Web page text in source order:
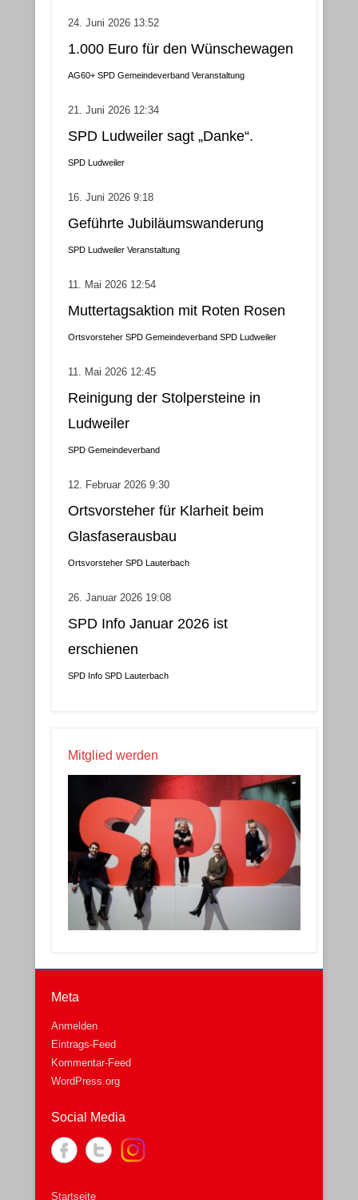
24. Juni 2026 13:52
1.000 Euro für den Wünschewagen
AG60+ SPD Gemeindeverband Veranstaltung
21. Juni 2026 12:34
SPD Ludweiler sagt „Danke“.
SPD Ludweiler
16. Juni 2026 9:18
Geführte Jubiläumswanderung
SPD Ludweiler Veranstaltung
11. Mai 2026 12:54
Muttertagsaktion mit Roten Rosen
Ortsvorsteher SPD Gemeindeverband SPD Ludweiler
11. Mai 2026 12:45
Reinigung der Stolpersteine in
Ludweiler
SPD Gemeindeverband
12. Februar 2026 9:30
Ortsvorsteher für Klarheit beim
Glasfaserausbau
Ortsvorsteher SPD Lauterbach
26. Januar 2026 19:08
SPD Info Januar 2026 ist
erschienen
SPD Info SPD Lauterbach
Mitglied werden
Meta
Anmelden
Eintrags-Feed
Kommentar-Feed
WordPress.org
Social Media
Startseite